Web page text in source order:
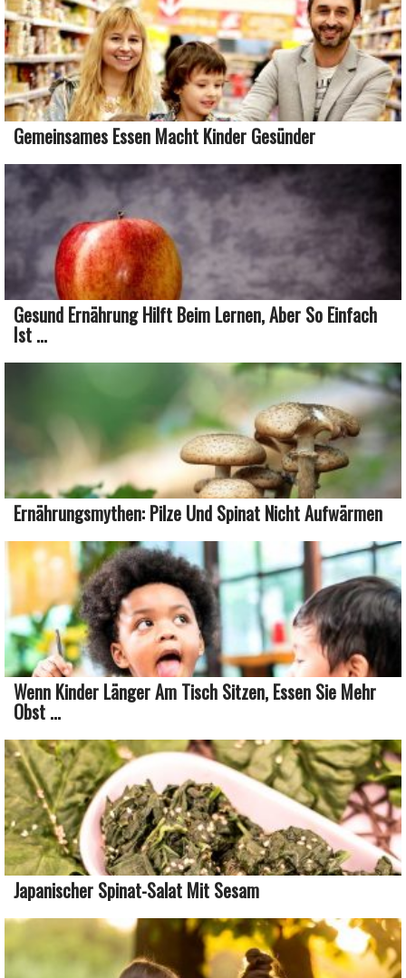
Gemeinsames Essen Macht Kinder Gesünder
Gesund Ernährung Hilft Beim Lernen, Aber So Einfach
Ist ...
Ernährungsmythen: Pilze Und Spinat Nicht Aufwärmen
Wenn Kinder Länger Am Tisch Sitzen, Essen Sie Mehr
Obst ...
Japanischer Spinat-Salat Mit Sesam